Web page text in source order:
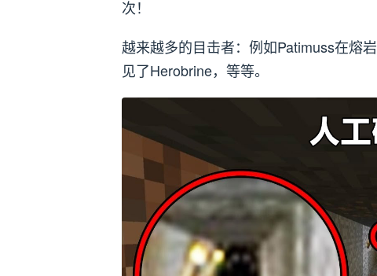
次！
越来越多的目击者：例如Patimuss在熔
见了Herobrine，等等。